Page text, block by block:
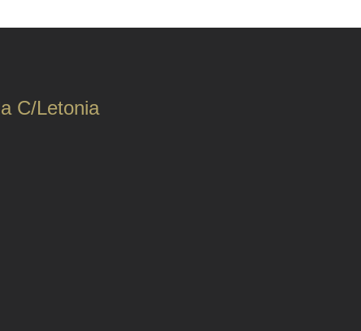
C/Letonia